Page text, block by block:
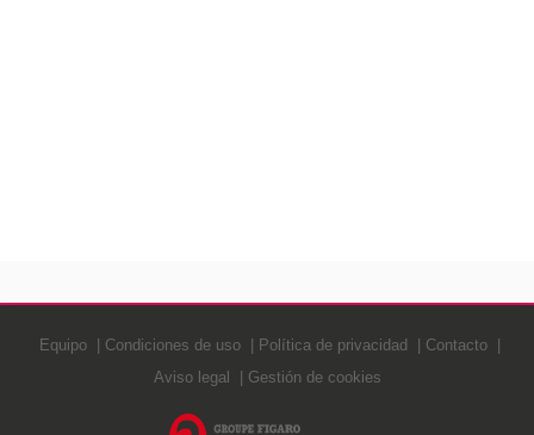
Equipo Condiciones de uso Política de privacidad
Contacto
Aviso legal
Gestión de cookies